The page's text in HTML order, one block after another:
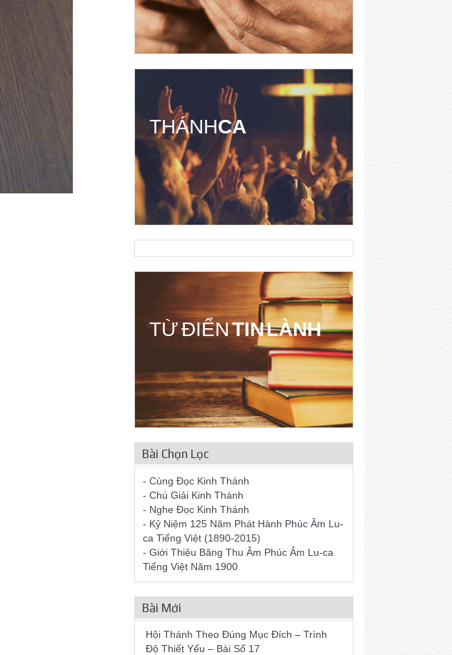
THÁNHCA
TỪ ĐIỂNTIN LÀNH
Bài Chọn Lọc
- Cùng Đọc Kinh Thánh
- Chú Giải Kinh Thánh
- Nghe Đọc Kinh Thánh
- Kỷ Niệm 125 Năm Phát Hành Phúc Âm Lu-
ca Tiếng Việt (1890-2015)
- Giới Thiệu Băng Thu Âm Phúc Âm Lu-ca
Tiếng Việt Năm 1900
Bài Mới
Hội Thánh Theo Đúng Mục Đích – Trình
Độ Thiết Yếu – Bài Số 17